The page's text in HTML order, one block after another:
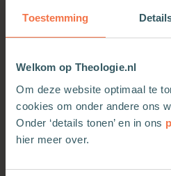
Toestemming
Welkom op Theologie.nl
Om deze website optimaal te
cookies om onder andere ons
Onder ‘details tonen’ en in ons
hier meer over.
Meer van deze auteur